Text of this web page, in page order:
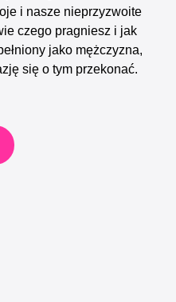
i nasze nieprzyzwoite
czego pragniesz i jak
jako mężczyzna,
się o tym przekonać.